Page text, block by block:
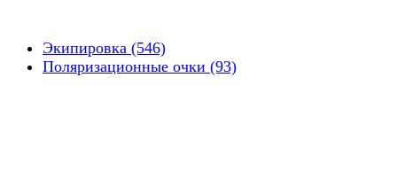
Экипировка (546)
Поляризационные очки (93)